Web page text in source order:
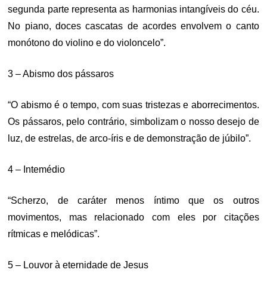
segunda parte representa as harmonias intangíveis do céu.
No piano, doces cascatas de acordes envolvem o canto
monótono do violino e do violoncelo”.
3 – Abismo dos pássaros
“O abismo é o tempo, com suas tristezas e aborrecimentos.
Os pássaros, pelo contrário, simbolizam o nosso desejo de
luz, de estrelas, de arco-íris e de demonstração de júbilo”.
4 – Intemédio
“Scherzo, de caráter menos íntimo que os outros
movimentos, mas relacionado com eles por citações
rítmicas e melódicas”.
5 – Louvor à eternidade de Jesus